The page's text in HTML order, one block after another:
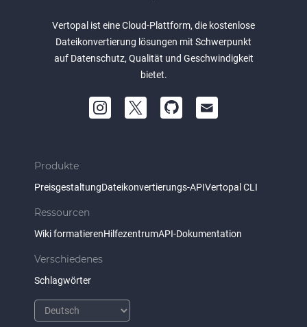
Vertopal ist eine Cloud-Plattform, die kostenlose
Dateikonvertierung lösungen mit Schwerpunkt
auf Datenschutz, Qualität und Geschwindigkeit
bietet.
Produkte
PreisgestaltungDateikonvertierungs-APIVertopal CLI
Ressourcen
Wiki formatierenHilfezentrumAPI-Dokumentation
Verschiedenes
Schlagwörter